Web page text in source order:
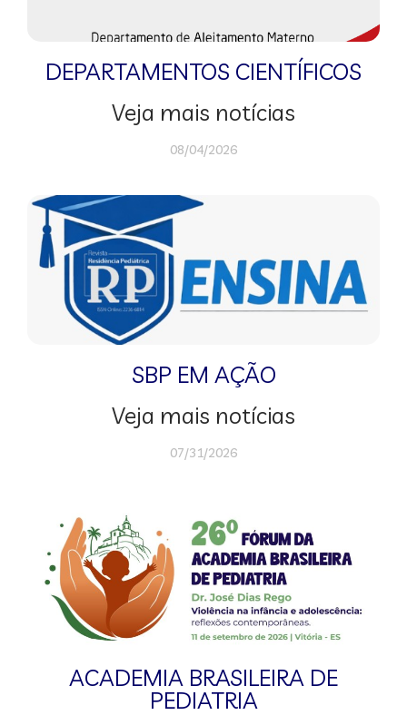
DEPARTAMENTOS CIENTÍFICOS
Veja mais notícias
08/04/2026
SBP EM AÇÃO
Veja mais notícias
07/31/2026
ACADEMIA BRASILEIRA DE
PEDIATRIA